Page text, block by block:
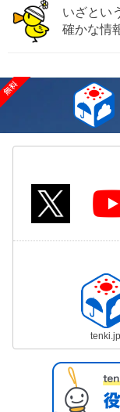
いざとい
確かな情
tenki.jp